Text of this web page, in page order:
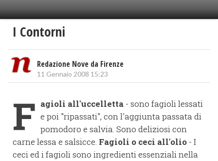
I Contorni
Redazione Nove da Firenze
11 Gennaio 2008 15:23
F agioli all'uccelletta - sono fagioli lessati
e poi "ripassati", con l'aggiunta passata di
pomodoro e salvia. Sono deliziosi con
carne lessa e salsicce. Fagioli o ceci all'olio - I
ceci ed i fagioli sono ingredienti essenziali nella